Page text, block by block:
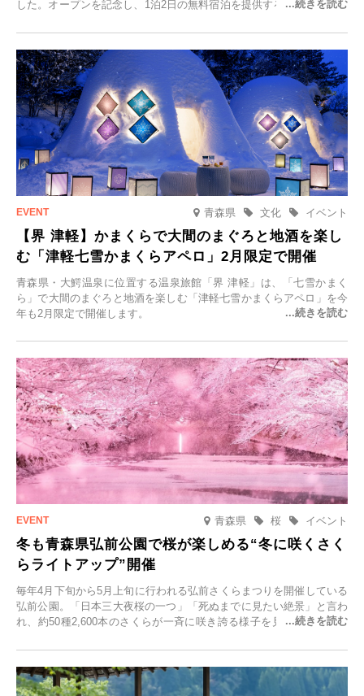
した。オープンを記念し、1泊2日の無料宿泊を提供するキャンペーン
一組限定の宿だからこそ叶う、大切な人との特別な時間を体験いただ
けます。
青森県 イベント
文化
【界 津軽】かまくらで大間のまぐろと地酒を楽し
む「津軽七雪かまくらアペロ」2月限定で開催
青森県・大鰐温泉に位置する温泉旅館「界 津軽」は、「七雪かまく
ら」で大間のまぐろと地酒を楽しむ「津軽七雪かまくらアペロ」を今
年も2月限定で開催します。
青森県 イベント
桜
冬も青森県弘前公園で桜が楽しめる“冬に咲くさく
らライトアップ”開催
毎年4月下旬から5月上旬に行われる弘前さくらまつりを開催している
弘前公園。「日本三大夜桜の一つ」「死ぬまでに見たい絶景」と言わ
れ、約50種2,600本のさくらが一斉に咲き誇る様子を見に、世界中か
日(月)～2026年2月28日(土)の期間、「冬に咲くさくらライトアップ」
を開催します。